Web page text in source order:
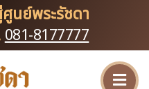
นย์พระรัชดา
081-8177777